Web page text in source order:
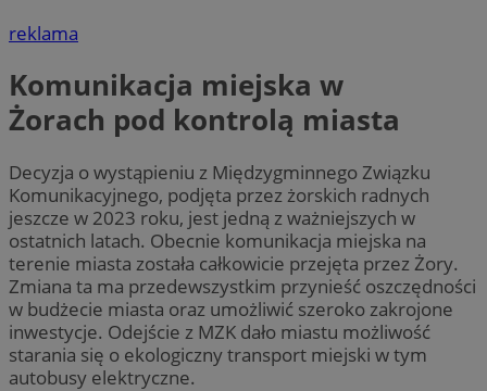
reklama
Komunikacja miejska w
Żorach pod kontrolą miasta
Decyzja o wystąpieniu z Międzygminnego Związku
Komunikacyjnego, podjęta przez żorskich radnych
jeszcze w 2023 roku, jest jedną z ważniejszych w
ostatnich latach. Obecnie komunikacja miejska na
terenie miasta została całkowicie przejęta przez Żory.
Zmiana ta ma przedewszystkim przynieść oszczędności
w budżecie miasta oraz umożliwić szeroko zakrojone
inwestycje. Odejście z MZK dało miastu możliwość
starania się o ekologiczny transport miejski w tym
autobusy elektryczne.